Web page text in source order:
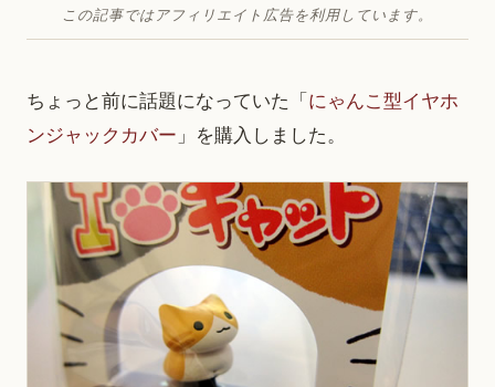
この記事ではアフィリエイト広告を利用しています。
ちょっと前に話題になっていた「 にゃんこ型イヤホ
ンジャックカバー 」を購入しました。